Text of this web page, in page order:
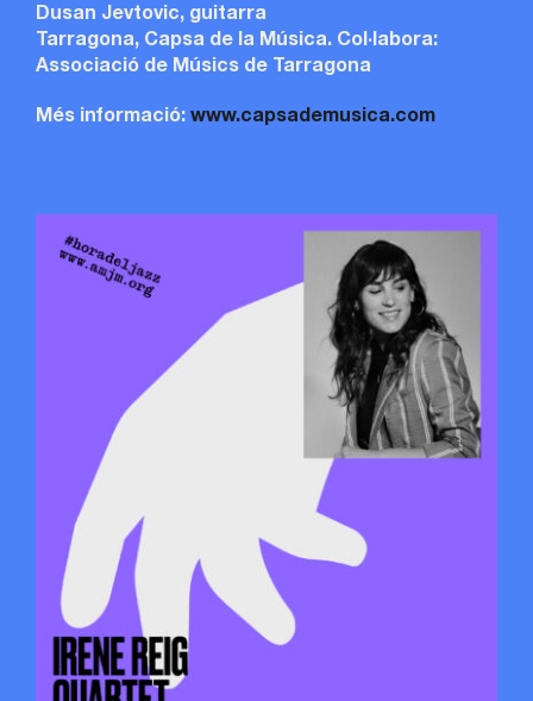
Dusan Jevtovic, guitarra
Tarragona, Capsa de la Música. Col·labora:
Associació de Músics de Tarragona
Més informació: www.capsademusica.com